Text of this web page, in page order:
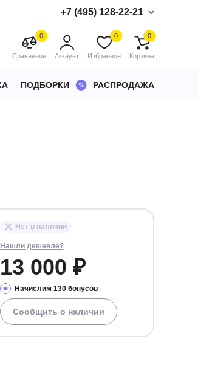
+7 (495) 128-22-21
0
Сравнение Аккаунт
0
Избранное
0
Корзина
ПОДБОРКИ РАСПРОДАЖА
Нет в наличии
Нашли дешевле?
13 000 ₽
Начислим 130 бонусов
Сообщить о наличии